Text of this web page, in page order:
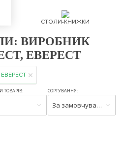
СТОЛИ-КНИЖКИ
ВИРОБНИК
ЕВЕРЕСТ
ЕВЕРЕСТ
ТОВАРІВ: СОРТУВАННЯ:
За замовчуванням